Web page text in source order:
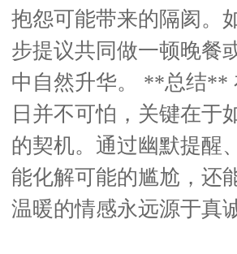
抱怨可能带来的隔阂。
步提议共同做一顿晚餐
中自然升华。 **总结**
日并不可怕，关键在于
的契机。通过幽默提醒
能化解可能的尴尬，还
温暖的情感永远源于真